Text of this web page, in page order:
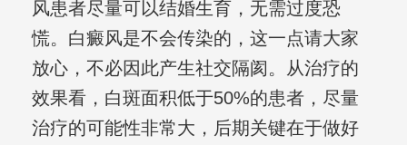
风患者尽量可以结婚生育，无需过度恐
慌。白癜风是不会传染的，这一点请大家
放心，不必因此产生社交隔阂。从治疗的
效果看，白斑面积低于50%的患者，尽量
治疗的可能性非常大，后期关键在于做好